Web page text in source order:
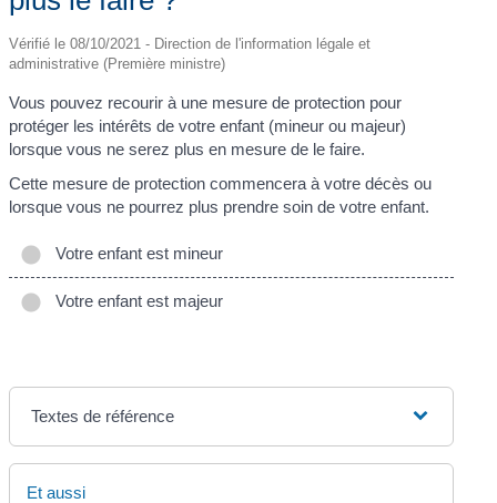
Vérifié le 08/10/2021 - Direction de l'information légale et
administrative (Première ministre)
Vous pouvez recourir à une mesure de protection pour
protéger les intérêts de votre enfant (mineur ou majeur)
lorsque vous ne serez plus en mesure de le faire.
Cette mesure de protection commencera à votre décès ou
lorsque vous ne pourrez plus prendre soin de votre enfant.
Votre enfant est mineur
Votre enfant est majeur
Textes de référence
Et aussi